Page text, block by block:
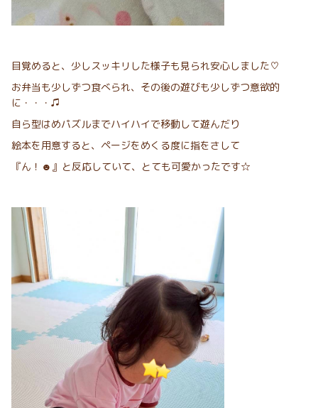
目覚めると、少しスッキリした様子も見られ安心しました♡
お弁当も少しずつ食べられ、その後の遊びも少しずつ意欲的
に・・・♫
自ら型はめパズルまでハイハイで移動して遊んだり
絵本を用意すると、ページをめくる度に指をさして
『ん！☻』と反応していて、とても可愛かったです☆